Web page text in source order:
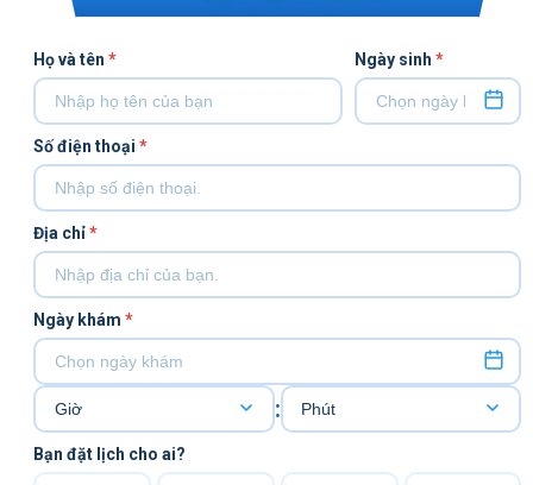
Họ và tên * Ngày sinh*
Số điện thoại *
Địa chỉ*
Ngày khám *
:
Bạn đặt lịch cho ai?